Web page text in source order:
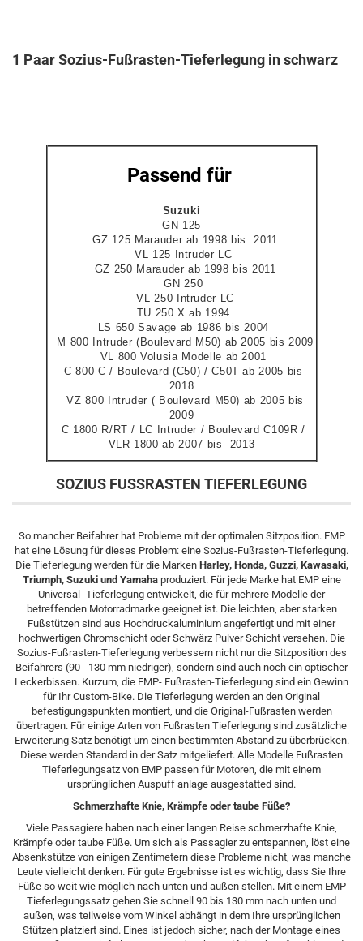
1 Paar Sozius-Fußrasten-Tieferlegung in schwarz
Passend für
Suzuki
GN 125
GZ 125 Marauder ab 1998 bis 2011
VL 125 Intruder LC
GZ 250 Marauder ab 1998 bis 2011
GN 250
VL 250 Intruder LC
TU 250 X ab 1994
LS 650 Savage ab 1986 bis 2004
M 800 Intruder (Boulevard M50) ab 2005 bis 2009
VL 800 Volusia Modelle ab 2001
C 800 C / Boulevard (C50) / C50T ab 2005 bis
2018
VZ 800 Intruder ( Boulevard M50) ab 2005 bis
2009
C 1800 R/RT / LC Intruder / Boulevard C109R /
VLR 1800 ab 2007 bis 2013
SOZIUS FUSSRASTEN TIEFERLEGUNG
So mancher Beifahrer hat Probleme mit der optimalen Sitzposition. EMP
hat eine Lösung für dieses Problem: eine Sozius-Fußrasten-Tieferlegung.
Die Tieferlegung werden für die Marken Harley, Honda, Guzzi, Kawasaki,
Triumph, Suzuki und Yamahaproduziert. Für jede Marke hat EMP eine
Universal- Tieferlegung entwickelt, die für mehrere Modelle der
betreffenden Motorradmarke geeignet ist. Die leichten, aber starken
Fußstützen sind aus Hochdruckaluminium angefertigt und mit einer
hochwertigen Chromschicht oder Schwärz Pulver Schicht versehen. Die
Sozius-Fußrasten-Tieferlegung verbessern nicht nur die Sitzposition des
Beifahrers (90 - 130 mm niedriger), sondern sind auch noch ein optischer
Leckerbissen. Kurzum, die EMP- Fußrasten-Tieferlegung sind ein Gewinn
für Ihr Custom-Bike. Die Tieferlegung werden an den Original
befestigungspunkten montiert, und die Original-Fußrasten werden
übertragen. Für einige Arten von Fußrasten Tieferlegung sind zusätzliche
Erweiterung Satz benötigt um einen bestimmten Abstand zu überbrücken.
Diese werden Standard in der Satz mitgeliefert. Alle Modelle Fußrasten
Tieferlegungsatz von EMP passen für Motoren, die mit einem
ursprünglichen Auspuff anlage ausgestatted sind.
Schmerzhafte Knie, Krämpfe oder taube Füße?
Viele Passagiere haben nach einer langen Reise schmerzhafte Knie,
Krämpfe oder taube Füße. Um sich als Passagier zu entspannen, löst eine
Absenkstütze von einigen Zentimetern diese Probleme nicht, was manche
Leute vielleicht denken. Für gute Ergebnisse ist es wichtig, dass Sie Ihre
Füße so weit wie möglich nach unten und außen stellen. Mit einem EMP
Tieferlegungssatz gehen Sie schnell 90 bis 130 mm nach unten und
außen, was teilweise vom Winkel abhängt in dem Ihre ursprünglichen
Stützen platziert sind. Eines ist jedoch sicher, nach der Montage eines